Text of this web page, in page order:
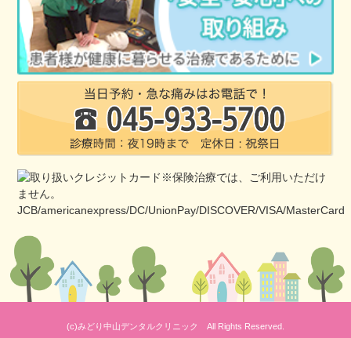
(c)みどり中山デンタルクリニック All Rights Reserved.